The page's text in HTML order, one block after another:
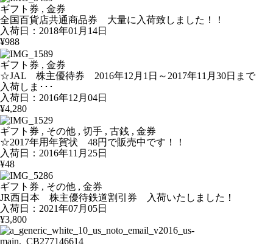
ギフト券 , 金券
全国百貨店共通商品券 大量に入荷致しました！！
入荷日：2018年01月14日
¥988
ギフト券 , 金券
☆JAL 株主優待券 2016年12月1日～2017年11月30日まで
入荷しま･･･
入荷日：2016年12月04日
¥4,280
ギフト券 , その他 , 切手 , 古銭 , 金券
☆2017年用年賀状 48円で販売中です！！
入荷日：2016年11月25日
¥48
ギフト券 , その他 , 金券
JR西日本 株主優待鉄道割引券 入荷いたしました！
入荷日：2021年07月05日
¥3,800